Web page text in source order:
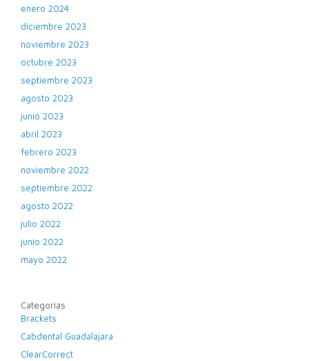
enero 2024
diciembre 2023
noviembre 2023
octubre 2023
septiembre 2023
agosto 2023
junio 2023
abril 2023
febrero 2023
noviembre 2022
septiembre 2022
agosto 2022
julio 2022
junio 2022
mayo 2022
Categorías
Brackets
Cabdental Guadalajara
ClearCorrect